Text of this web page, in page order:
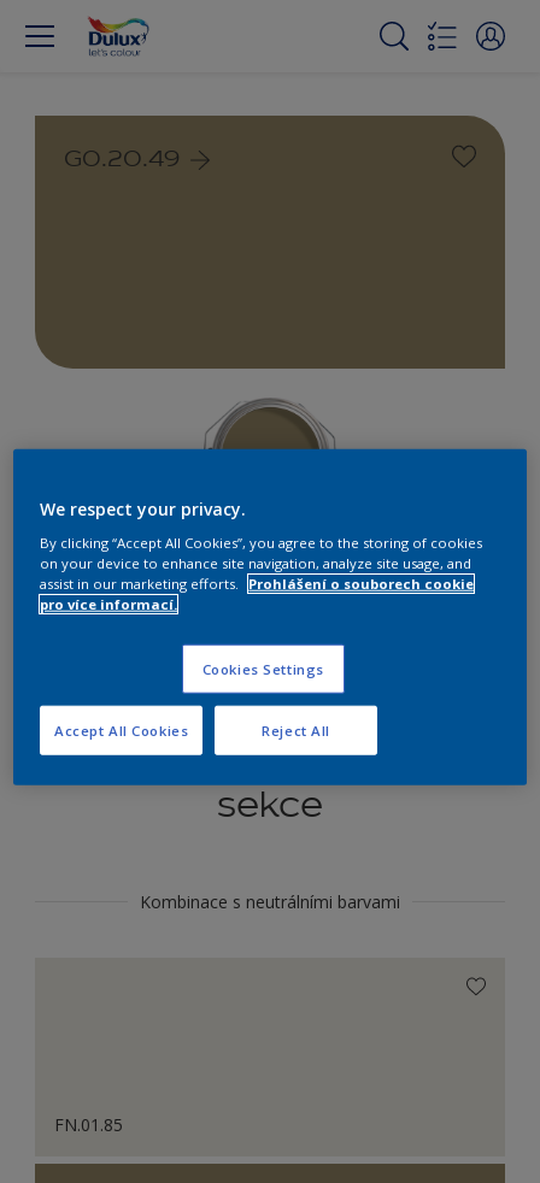
G0.20.49
Najít výrobek v tomto odstínu
Koordinovat barevné
sekce
Kombinace s neutrálními barvami
FN.01.85
We respect your privacy.
By clicking “Accept All Cookies”, you agree to the storing of cookies
on your device to enhance site navigation, analyze site usage, and
assist in our marketing efforts.
Prohlášení o souborech cookie
pro více informací.
Cookies Settings
Reject All
Accept All Cookies